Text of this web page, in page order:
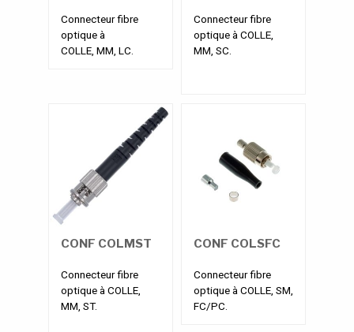
Connecteur fibre
optique à
COLLE, MM , LC.
Connecteur fibre
optique à COLLE,
MM, SC.
CONF COLMST
Connecteur fibre
optique à COLLE,
MM, ST.
CONF COLSFC
Connecteur fibre
optique à COLLE, SM,
FC/PC.